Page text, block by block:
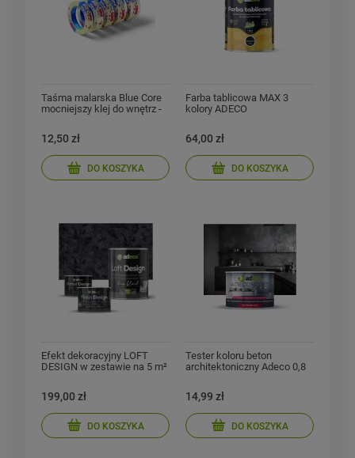
Taśma malarska Blue Core
mocniejszy klej do wnętrz -
12,50 zł
DO KOSZYKA
Farba tablicowa MAX 3
kolory ADECO
64,00 zł
DO KOSZYKA
Efekt dekoracyjny LOFT
DESIGN w zestawie na 5 m²
199,00 zł
DO KOSZYKA
Tester koloru beton
architektoniczny Adeco 0,8
14,99 zł
DO KOSZYKA